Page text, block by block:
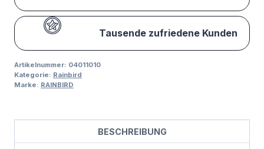
Tausende zufriedene Kunden
Artikelnummer: 04011010
Kategorie: Rainbird
Marke: RAINBIRD
BESCHREIBUNG